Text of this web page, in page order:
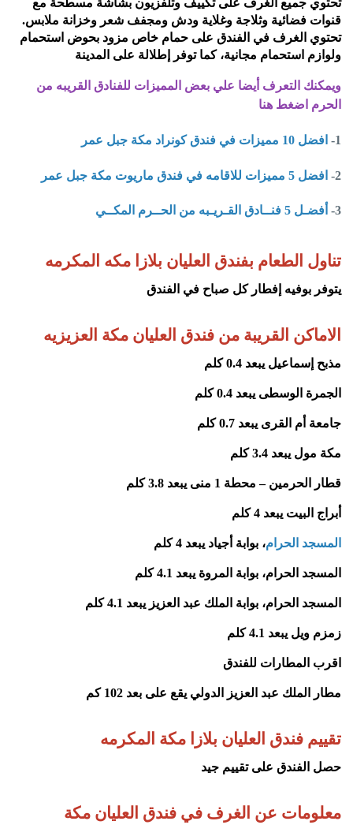
تحتوي جميع الغرف على تكييف وتلفزيون بشاشة مسطحة مع
قنوات فضائية وثلاجة وغلاية ودش ومجفف شعر وخزانة ملابس.
تحتوي الغرف في الفندق على حمام خاص مزود بحوض استحمام
ولوازم استحمام مجانية، كما توفر إطلالة على المدينة
ويمكنك التعرف أيضا علي بعض المميزات للفنادق القريبه من
الحرم اضغط هنا
1- افضل 10 مميزات في فندق كونراد مكة جبل عمر
2- افضل 5 مميزات للاقامه في فندق ماريوت مكة جبل عمر
3- أفضـل 5 فنــادق القـريـبه من الحــرم المكــي
تناول الطعام بفندق العليان بلازا مكه المكرمه
يتوفر بوفيه إفطار كل صباح في الفندق
الاماكن القريبة من فندق العليان مكة العزيزيه
مذبح إسماعيل يبعد 0.4 كلم
الجمرة الوسطى يبعد 0.4 كلم
جامعة أم القرى يبعد 0.7 كلم
مكة مول يبعد 3.4 كلم
قطار الحرمين – محطة 1 منى يبعد 3.8 كلم
أبراج البيت يبعد 4 كلم
المسجد الحرام، بوابة أجياد يبعد 4 كلم
المسجد الحرام، بوابة المروة يبعد 4.1 كلم
المسجد الحرام، بوابة الملك عبد العزيز يبعد 4.1 كلم
زمزم ويل يبعد 4.1 كلم
اقرب المطارات للفندق
مطار الملك عبد العزيز الدولي يقع على بعد 102 كم
تقييم فندق العليان بلازا مكة المكرمه
حصل الفندق على تقييم جيد
معلومات عن الغرف في فندق العليان مكة